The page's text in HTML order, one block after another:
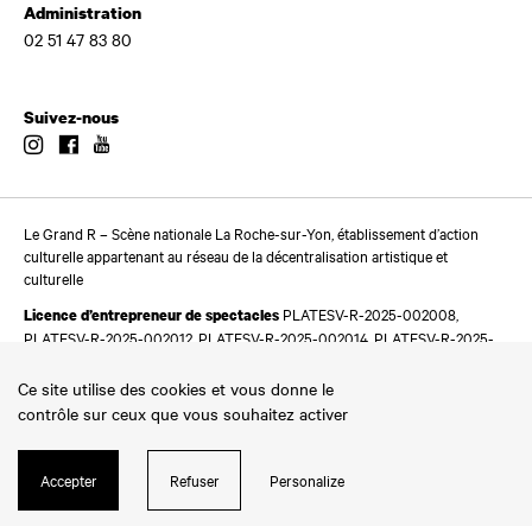
Administration
02 51 47 83 80
Suivez-nous
InstagramFacebook
Le Grand R – Scène nationale La Roche-sur-Yon, établissement d’action
culturelle appartenant au réseau de la décentralisation artistique et
culturelle
Licence d’entrepreneur de spectacles PLATESV-R-2025-002008,
PLATESV-R-2025-002012, PLATESV-R-2025-002014, PLATESV-R-2025-
Ce site utilise des cookies et vous donne le
contrôle sur ceux que vous souhaitez activer
Accepter Refuser Personalize